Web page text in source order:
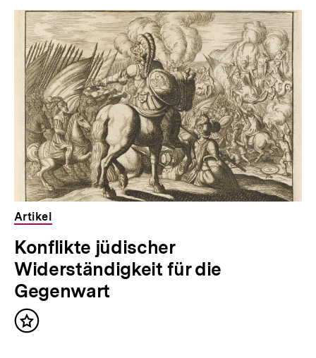
Inhaltskarousell
für
weitere
Inhalte
Inhaltskarussell
überspringen
Artikel
Konflikte jüdischer
Widerständigkeit für die
Gegenwart
Inhalt